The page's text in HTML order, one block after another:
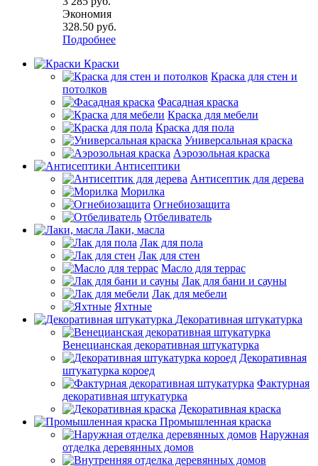
Экономия
328.50 руб.
Подробнее
Краски
Краска для стен и
потолков
Фасадная краска
Краска для мебели
Краска для пола
Универсальная краска
Аэрозольная краска
Антисептики
Антисептик для дерева
Морилка
Огнебиозащита
Отбеливатель
Лаки, масла
Лак для пола
Лак для стен
Масло для террас
Лак для бани и сауны
Лак для мебели
Яхтные
Декоративная штукатурка
Венецианская декоративная штукатурка
Декоративная
штукатурка короед
Фактурная
декоративная штукатурка
Декоративная краска
Промышленная краска
Наружная
отделка деревянных домов